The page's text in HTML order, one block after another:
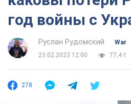
год войны с
Руслан Рудомский
War
23.02.2023 12:00
77,4 т.
278